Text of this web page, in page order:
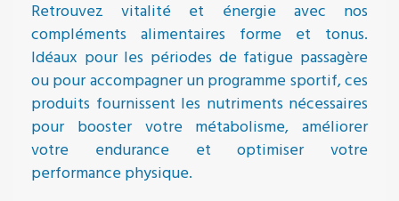
Retrouvez vitalité et énergie avec nos
compléments alimentaires forme et tonus.
Idéaux pour les périodes de fatigue passagère
ou pour accompagner un programme sportif, ces
produits fournissent les nutriments nécessaires
pour booster votre métabolisme, améliorer
votre endurance et optimiser votre
performance physique.